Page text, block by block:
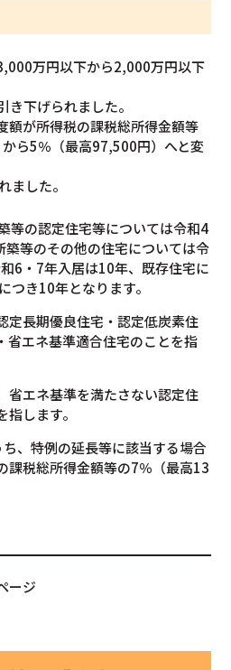
万円以下から2,000万円以下
下げられました。
額が所得税の課税総所得金額等
ら5％（最高97,500円）へと変
ました。
等の認定住宅等については令和4
等のその他の住宅については令
6・7年入居は10年、既存住宅に
つき10年となります。
長期優良住宅・認定低炭素住
省エネ基準適合住宅のことを指
エネ基準を満たさない認定住
します。
、特例の延長等に該当する場合
課税総所得金額等の7％（最高13
ージ